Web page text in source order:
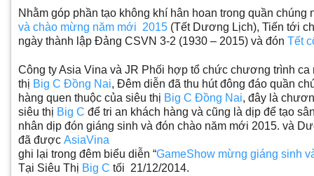
Nhằm góp phần tạo không khí hân hoan trong quần chúng
và chào mừng năm mới 2015 (Tết Dương Lịch), Tiến tới
ngày thành lập Đảng CSVN 3-2 (1930 – 2015) và đón Tết
Công ty Asia Vina và JR Phối hợp tổ chức chương trình ca
thị Big C Đồng Nai, Đêm diễn đã thu hút đông đáo quần
hàng quen thuộc của siêu thị Big C Đồng Nai, đây là
siêu thị Big C để tri an khách hàng và cũng là dịp để tạo
nhân dịp đón giáng sinh và đón chào năm mới 2015. và
đã được AsiaVina
ghi lại trong đêm biểu diễn “GameShow mừng giáng sinh
Tại Siêu Thị Big C tối 21/12/2014.